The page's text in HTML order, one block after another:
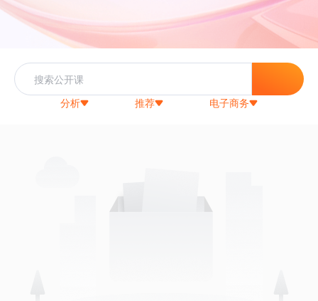
分析 推荐 电子商务